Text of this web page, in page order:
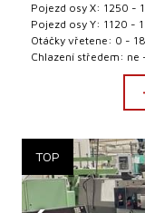
Pojezd osy X: 1250 -
Pojezd osy Y: 1120 -
Otáčky vřetene: 0 -
Chlazení středem: ne